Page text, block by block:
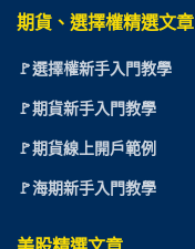
期貨、選擇權精選文章
🚩選擇權新手入門教學
🚩期貨新手入門教學
🚩期貨線上開戶範例
🚩海期新手入門教學